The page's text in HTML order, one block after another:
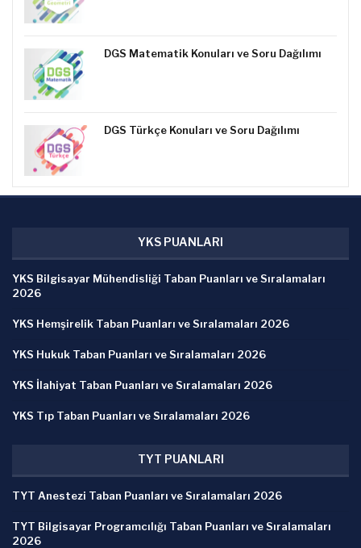
DGS Matematik Konuları ve Soru Dağılımı
DGS Türkçe Konuları ve Soru Dağılımı
YKS PUANLARI
YKS Bilgisayar Mühendisliği Taban Puanları ve Sıralamaları
2026
YKS Hemşirelik Taban Puanları ve Sıralamaları 2026
YKS Hukuk Taban Puanları ve Sıralamaları 2026
YKS İlahiyat Taban Puanları ve Sıralamaları 2026
YKS Tıp Taban Puanları ve Sıralamaları 2026
TYT PUANLARI
TYT Anestezi Taban Puanları ve Sıralamaları 2026
TYT Bilgisayar Programcılığı Taban Puanları ve Sıralamaları
2026